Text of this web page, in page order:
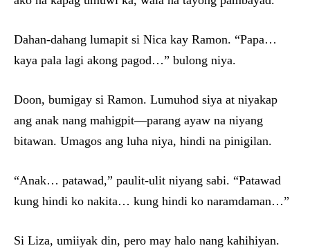
Dahan-dahang lumapit si Nica kay Ramon. “Papa…
kaya pala lagi akong pagod…” bulong niya.
Doon, bumigay si Ramon. Lumuhod siya at niyakap
ang anak nang mahigpit—parang ayaw na niyang
bitawan. Umagos ang luha niya, hindi na pinigilan.
“Anak… patawad,” paulit-ulit niyang sabi. “Patawad
kung hindi ko nakita… kung hindi ko naramdaman…”
Si Liza, umiiyak din, pero may halo nang kahihiyan.